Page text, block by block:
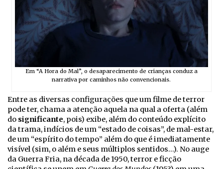
Em “A Hora do Mal”, o desaparecimento de crianças conduz a
narrativa por caminhos não convencionais.
Entre as diversas configurações que um filme de terror
pode ter, chama a atenção aquela na qual a oferta (além
do significante, pois) exibe, além do conteúdo explícito
da trama, indícios de um “estado de coisas”, de mal-estar,
de um “espírito do tempo” além do que é imediatamente
visível (sim, o além e seus múltiplos sentidos…). No auge
da Guerra Fria, na década de 1950, terror e ficção